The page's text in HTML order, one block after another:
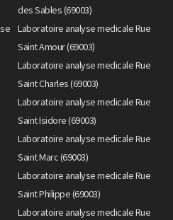
des Sables (69003)
Laboratoire analyse medicale Rue
Saint Amour (69003)
Laboratoire analyse medicale Rue
Saint Charles (69003)
Laboratoire analyse medicale Rue
Saint Isidore (69003)
Laboratoire analyse medicale Rue
Saint Marc (69003)
Laboratoire analyse medicale Rue
Saint Philippe (69003)
Laboratoire analyse medicale Rue